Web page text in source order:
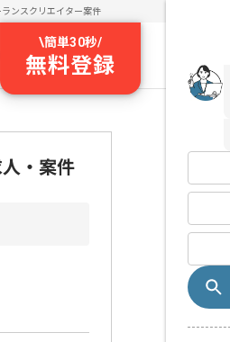
ランスクリエイター案件
\簡単30秒/
無料登録
・案件